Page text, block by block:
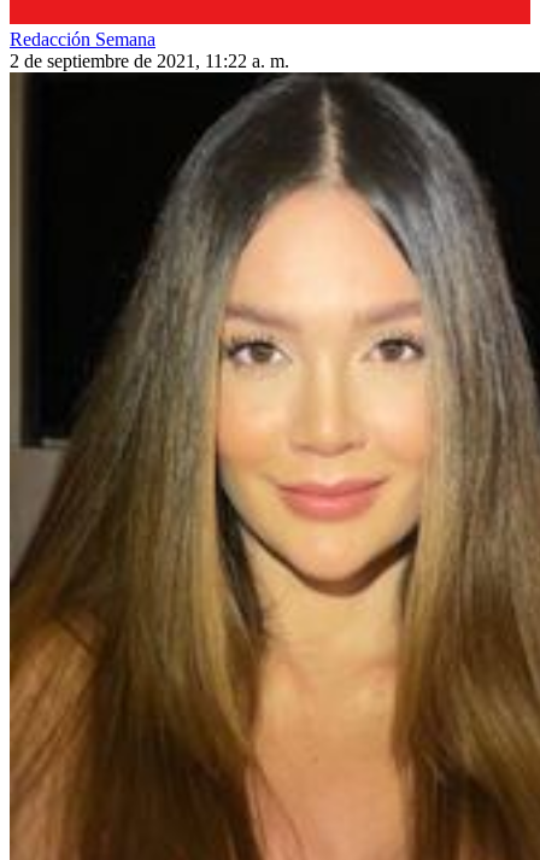
Redacción Semana
2 de septiembre de 2021, 11:22 a. m.